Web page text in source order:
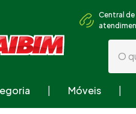
Central de
O
Móveis
Termos